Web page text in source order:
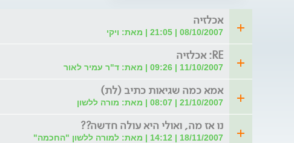
אכלזיה
08/10/2007 | 21:05 | מאת: ויקי
RE: אכלזיה
11/10/2007 | 09:26 | מאת: ד"ר עמיר לאור
אמא כמה שגיאות כתיב (לת)
21/10/2007 | 08:07 | מאת: מורה ללשון
נו אז מה, ואולי היא עולה חדשה??
18/11/2007 | 14:12 | מאת: למורה ללשון "החכמה"